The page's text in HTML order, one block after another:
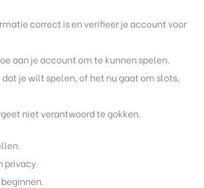
correct is en verifieer je account voor
aan je account om te kunnen spelen.
je wilt spelen, of het nu gaat om slots,
niet verantwoord te gokken.
privacy.